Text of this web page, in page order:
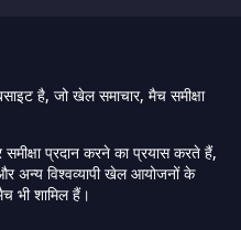
है, जो खेल समाचार, मैच समीक्षा
समीक्षा प्रदान करने का प्रयास करते हैं,
अन्य विश्वव्यापी खेल आयोजनों के
भी शामिल हैं।